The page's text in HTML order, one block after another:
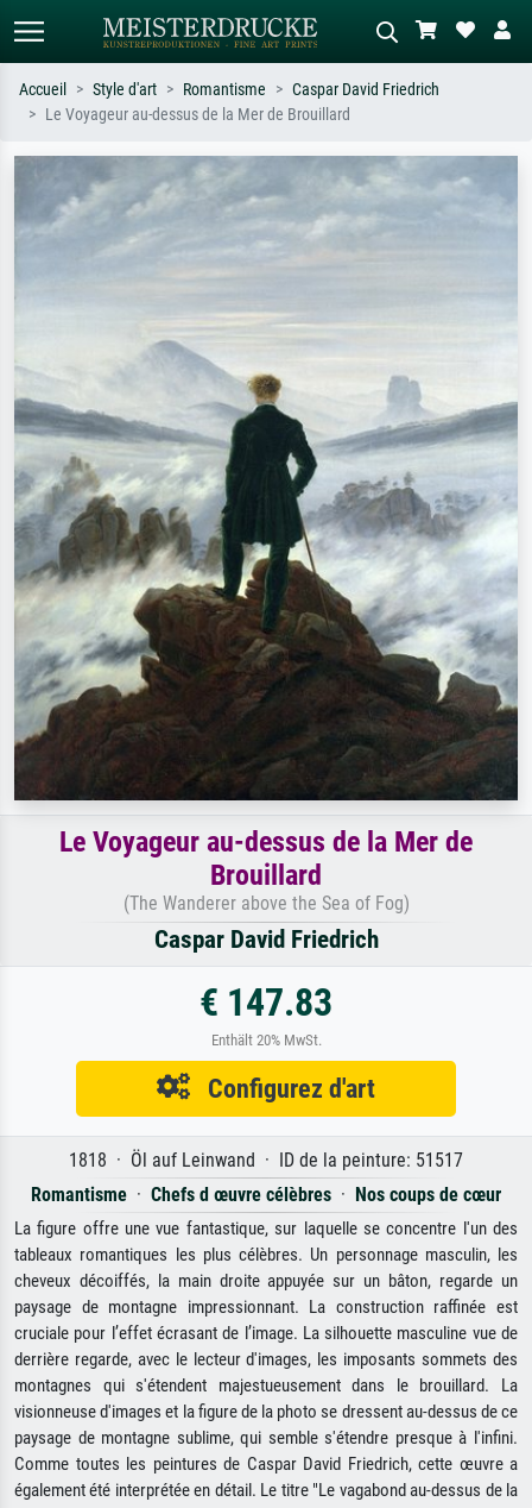
Recherchez par artiste, titre ou style –
ex. Monet, Nuit étoilée,
impressionnisme, vague de Hokusai,
Décrivez la scène – ex. prairie verte,
abstrait avec beaucoup de rouge,
tableau sombre, nu debout près d'un
Accueil Style d'art Romantisme
Caspar David Friedrich
Le Voyageur au-dessus de la Mer de Brouillard
Le Voyageur au-dessus de la Mer de
Brouillard
(The Wanderer above the Sea of Fog)
Caspar David Friedrich
€ 147.83
Enthält 20% MwSt.
Configurez d'art
1818 · Öl auf Leinwand · ID de la peinture: 51517
Romantisme · Chefs d œuvre célèbres · Nos coups de cœur
La figure offre une vue fantastique, sur laquelle se concentre l'un des
tableaux romantiques les plus célèbres. Un personnage masculin, les
cheveux décoiffés, la main droite appuyée sur un bâton, regarde un
paysage de montagne impressionnant. La construction raffinée est
cruciale pour l’effet écrasant de l’image. La silhouette masculine vue de
derrière regarde, avec le lecteur d'images, les imposants sommets des
montagnes qui s'étendent majestueusement dans le brouillard. La
visionneuse d'images et la figure de la photo se dressent au-dessus de ce
paysage de montagne sublime, qui semble s'étendre presque à l'infini.
Comme toutes les peintures de Caspar David Friedrich, cette œuvre a
également été interprétée en détail. Le titre "Le vagabond au-dessus de la